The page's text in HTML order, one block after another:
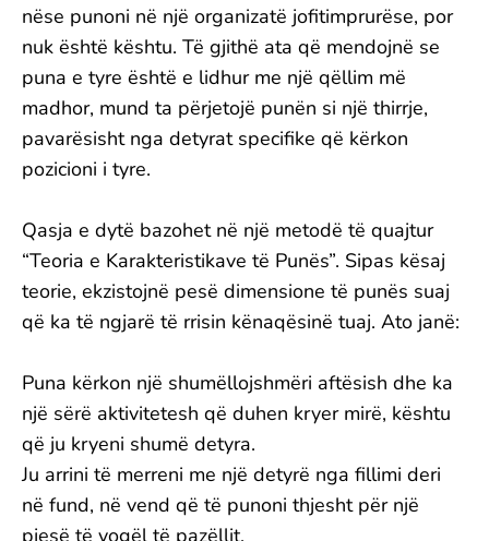
nëse punoni në një organizatë jofitimprurëse, por
nuk është kështu. Të gjithë ata që mendojnë se
puna e tyre është e lidhur me një qëllim më
madhor, mund ta përjetojë punën si një thirrje,
pavarësisht nga detyrat specifike që kërkon
pozicioni i tyre.
Qasja e dytë bazohet në një metodë të quajtur
“Teoria e Karakteristikave të Punës”. Sipas kësaj
teorie, ekzistojnë pesë dimensione të punës suaj
që ka të ngjarë të rrisin kënaqësinë tuaj. Ato janë:
Puna kërkon një shumëllojshmëri aftësish dhe ka
një sërë aktivitetesh që duhen kryer mirë, kështu
që ju kryeni shumë detyra.
Ju arrini të merreni me një detyrë nga fillimi deri
në fund, në vend që të punoni thjesht për një
pjesë të vogël të pazëllit.